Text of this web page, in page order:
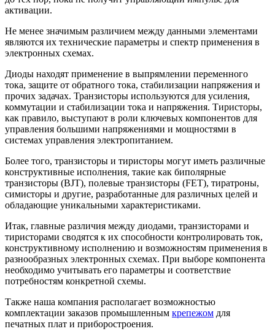
активации.
Не менее значимым различием между данными элементами
являются их технические параметры и спектр применения в
электронных схемах.
Диоды находят применение в выпрямлении переменного
тока, защите от обратного тока, стабилизации напряжения и
прочих задачах. Транзисторы используются для усиления,
коммутации и стабилизации тока и напряжения. Тиристоры,
как правило, выступают в роли ключевых компонентов для
управления большими напряжениями и мощностями в
системах управления электропитанием.
Более того, транзисторы и тиристоры могут иметь различные
конструктивные исполнения, такие как биполярные
транзисторы (BJT), полевые транзисторы (FET), тиратроны,
симисторы и другие, разработанные для различных целей и
обладающие уникальными характеристиками.
Итак, главные различия между диодами, транзисторами и
тиристорами сводятся к их способности контролировать ток,
конструктивному исполнению и возможностям применения в
разнообразных электронных схемах. При выборе компонента
необходимо учитывать его параметры и соответствие
потребностям конкретной схемы.
Также наша компания располагает возможностью
комплектации заказов промышленным крепежом для
печатных плат и приборостроения.